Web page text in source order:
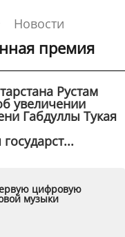
Новости
премия
Рустам
увеличении
Габдуллы Тукая
цифровую
музыки